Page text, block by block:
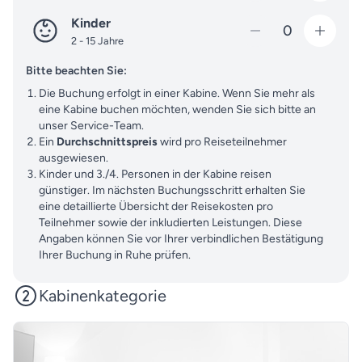
Kinder
2 - 15 Jahre
0
Bitte beachten Sie:
Die Buchung erfolgt in einer Kabine. Wenn Sie mehr als
eine Kabine buchen möchten, wenden Sie sich bitte an
unser Service-Team.
Ein Durchschnittspreiswird pro Reiseteilnehmer
ausgewiesen.
Kinder und 3./4. Personen in der Kabine reisen
günstiger. Im nächsten Buchungsschritt erhalten Sie
eine detaillierte Übersicht der Reisekosten pro
Teilnehmer sowie der inkludierten Leistungen. Diese
Angaben können Sie vor Ihrer verbindlichen Bestätigung
Ihrer Buchung in Ruhe prüfen.
Kabinenkategorie